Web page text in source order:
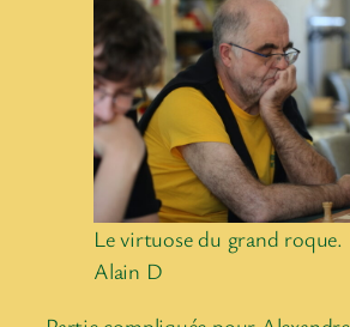
Le virtuose du grand
Alain D